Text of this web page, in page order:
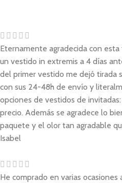
Eternamente agradecida con
un vestido in extremis a 4 días
del primer vestido me dejó tirada
con sus 24-48h de envío y
opciones de vestidos de
precio. Además se agradece lo
paquete y el olor tan agradable
Isabel
He comprado en varias ocasiones